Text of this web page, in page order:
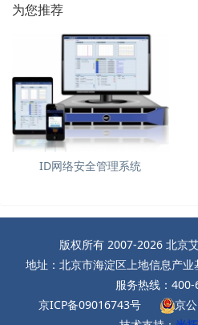
为您推荐
ID网络安全管理系统
版权所有 2007-2026 北京
地址：北京市海淀区上地信息产
服务热线：
京ICP备09016743号
京